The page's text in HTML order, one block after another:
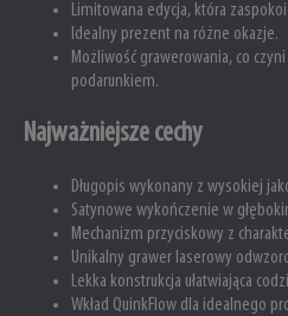
Limitowana edycja, która
Idealny prezent na różne okazje.
Możliwość grawerowania, co
podarunkiem.
Najważniejsze cechy
Długopis wykonany z wysokiej
Satynowe wykończenie w
Mechanizm przyciskowy z
Unikalny grawer laserowy
Lekka konstrukcja ułatwiająca
Wkład QuinkFlow dla idealnego